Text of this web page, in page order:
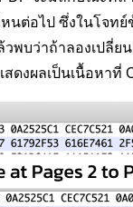
นต่อไป ซึ่งในโจท
พบว่าถ้าลองเปลี่ย
ดงผลเป็นเนื้อหาที่